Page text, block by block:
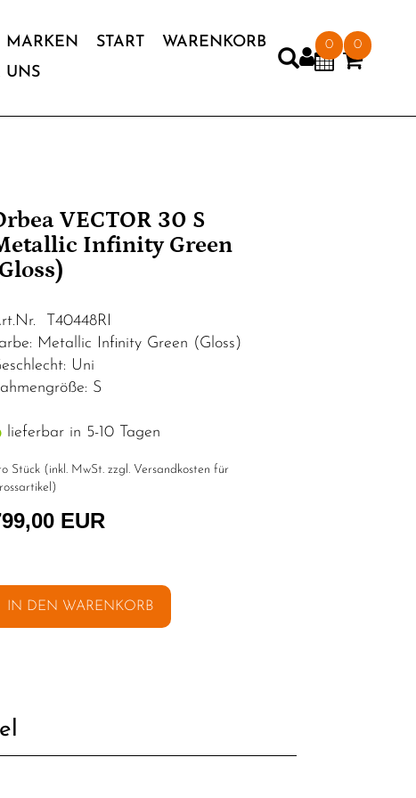
MARKEN START
WARENKORB
UNS
0 0
VECTOR 30 S
Infinity Green
T40448RI
Metallic Infinity Green (Gloss)
Uni
S
lieferbar in 5-10 Tagen
Stück (inkl. MwSt. zzgl. Versandkosten für
)
EUR
IN DEN WARENKORB